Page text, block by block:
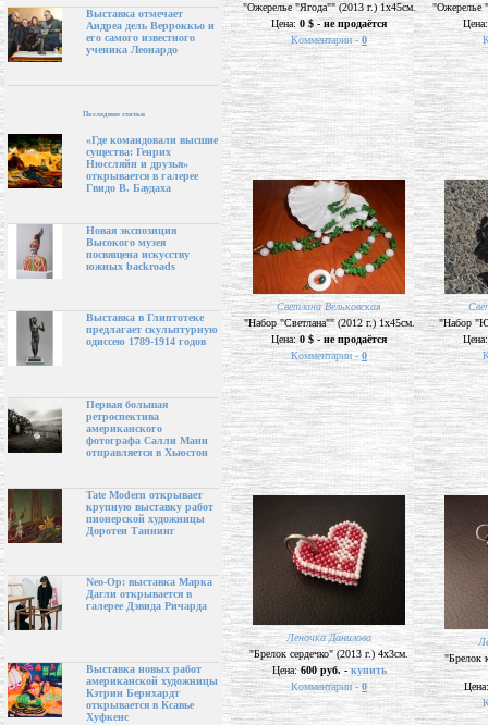
Выставка отмечает
Андреа дель Верроккьо и
его самого известного
ученика Леонардо
Последние статьи
«Где командовали высшие
существа: Генрих
Нюссляйн и друзья»
открывается в галерее
Гвидо В. Баудаха
Новая экспозиция
Высокого музея
посвящена искусству
южных backroads
Выставка в Глиптотеке
предлагает скульптурную
одиссею 1789-1914 годов
Первая большая
ретроспектива
американского
фотографа Салли Манн
отправляется в Хьюстон
Tate Modern открывает
крупную выставку работ
пионерской художницы
Доротеи Таннинг
Neo-Op: выставка Марка
Дагли открывается в
галерее Дэвида Ричарда
Выставка новых работ
американской художницы
Кэтрин Бернхардт
открывается в Ксавье
Хуфкенс
"Ожерелье "Ягода"" (2013 г.) 1х45см.
Цена: 0 $ - не продаётся
Комментарии - 0
"Ожерелье
Светлана Вельковская
"Набор "Светлана"" (2012 г.) 1х45см.
Цена: 0 $ - не продаётся
Комментарии - 0
"Набор
Леночка Данилова
"Брелок сердечко" (2013 г.) 4х3см.
Цена:600 руб. - купить
Комментарии -0
"Брелок